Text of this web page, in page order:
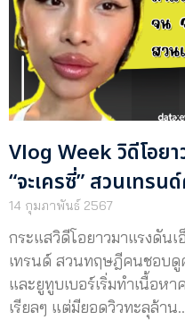
Vlog Week วิดีโอย
“จะเครซี่” สวนเทรน
14 กุมภาพันธ์ 2567
กระแสวิดีโอยาวมาแรงดัน
เทรนด์ สวนทฤษฎีคนชอบดู
และยูทูบเบอร์เริ่มทำเนื้อห
เรียลๆ แต่มียอดวิวทะลุล้าน